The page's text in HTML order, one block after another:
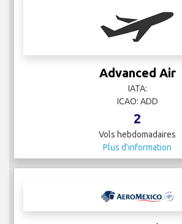
Advanced Air
IATA:
ICAO: ADD
2
Vols hebdomadaires
Plus d'information